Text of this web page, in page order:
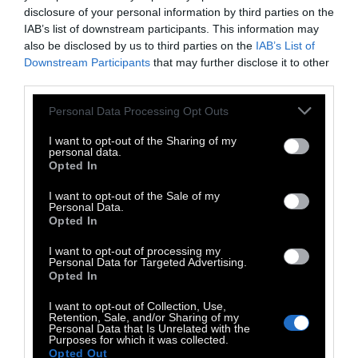
disclosure of your personal information by third parties on the
IAB’s list of downstream participants. This information may
also be disclosed by us to third parties on the IAB’s List of
Downstream Participants that may further disclose it to other
Personal Data Processing Opt Outs
I want to opt-out of the Sharing of my
personal data.
Opted In
I want to opt-out of the Sale of my
Personal Data.
Opted In
I want to opt-out of processing my
Personal Data for Targeted Advertising.
Opted In
I want to opt-out of Collection, Use,
Retention, Sale, and/or Sharing of my
Personal Data that Is Unrelated with the
Purposes for which it was collected.
Opted Out
σχολεία (35%, ποσοστό μειωμένο σε σχέση με
τα προηγούμενα χρόνια που έφτανε το 42%).
επιμερίζονται σε ξένες γλώσσες,
φροντιστήρια και ιδιαίτερα μαθήματα,
καλύπτοντας το 87% του συνόλου των
εξόδων.
-Στην Τριτοβάθμια Εκπαίδευση
καταγράφεται άνοδος των δαπανών λόγω
των μεταπτυχιακών. Οι ελληνικές
οικογένειες ξοδεύουν το 80% των συνολικών
δαπανών για την εκπαίδευση στη φοίτηση σε
μεταπτυχιακά προγράμματα. Η ιδιωτική
δαπάνη από 3,9% το 2008, έφτασε το 9%